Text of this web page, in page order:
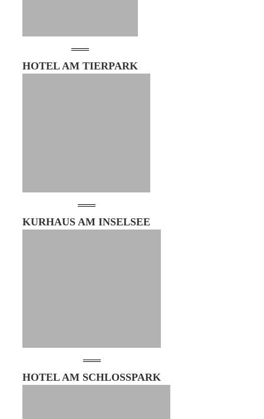
HOTEL AM TIERPARK
KURHAUS AM INSELSEE
HOTEL AM SCHLOSSPARK